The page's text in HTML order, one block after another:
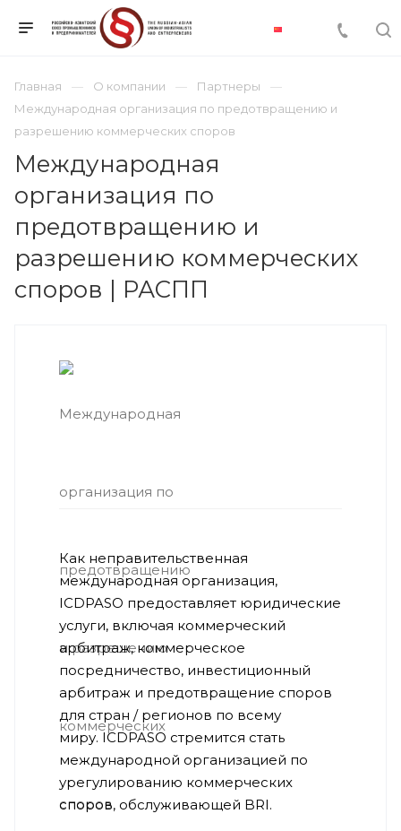
Главная О компании
Партнеры
Международная организация по предотвращению и
разрешению коммерческих споров
Международная
организация по
предотвращению и
разрешению коммерческих
споров | РАСПП
Как неправительственная
международная организация,
ICDPASO предоставляет юридические
услуги, включая коммерческий
арбитраж, коммерческое
посредничество, инвестиционный
арбитраж и предотвращение споров
для стран / регионов по всему
миру. ICDPASO стремится стать
международной организацией по
урегулированию коммерческих
споров, обслуживающей BRI.